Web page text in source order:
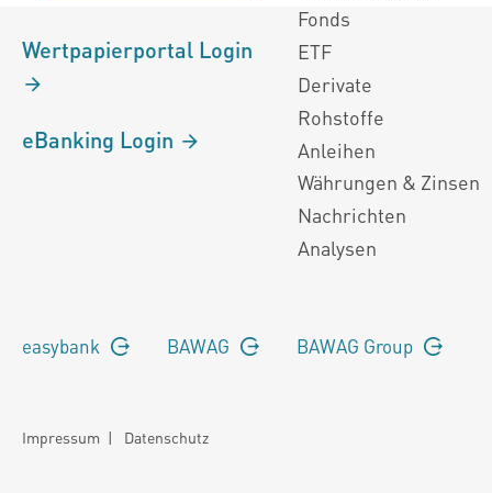
Wertpapierportal Login
eBanking Login
Fonds
ETF
Derivate
Rohstoffe
Anleihen
Währungen & Zinsen
Nachrichten
Analysen
easybank BAWAG BAWAG Group
Impressum | Datenschutz